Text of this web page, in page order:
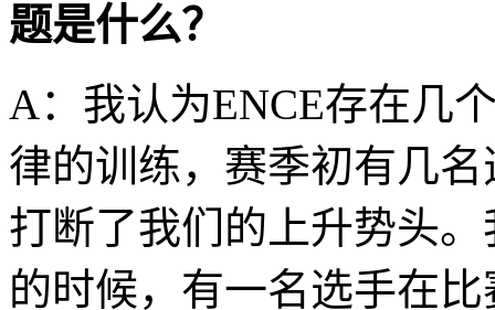
题是什么？
A：我认为ENCE存在几
律的训练，赛季初有几
打断了我们的上升势头
的时候，有一名选手在